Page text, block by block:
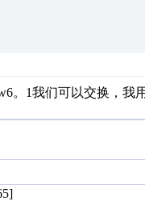
。1我们可以交换，我